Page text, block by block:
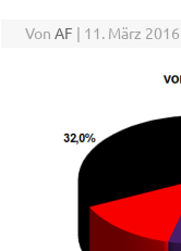
Von AF | 11. März 2016